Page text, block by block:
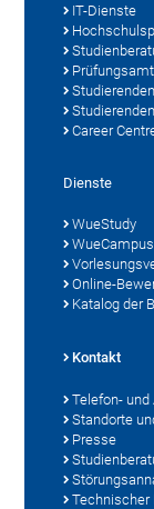
IT-Dienste
Prüfungsamt
Career
Dienste
WueStudy
WueCampus
Online-
Katalog der
Kontakt
Telefon-
Standorte
Presse
Technischer